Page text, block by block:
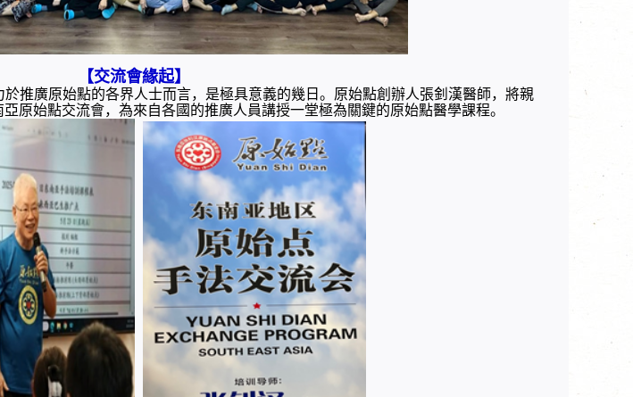
【交流會緣起】
推廣原始點的各界人士而言，是極具意義的幾日。原始點創辦人張釗漢醫師，將親
原始點交流會，為來自各國的推廣人員講授一堂極為關鍵的原始點醫學課程。